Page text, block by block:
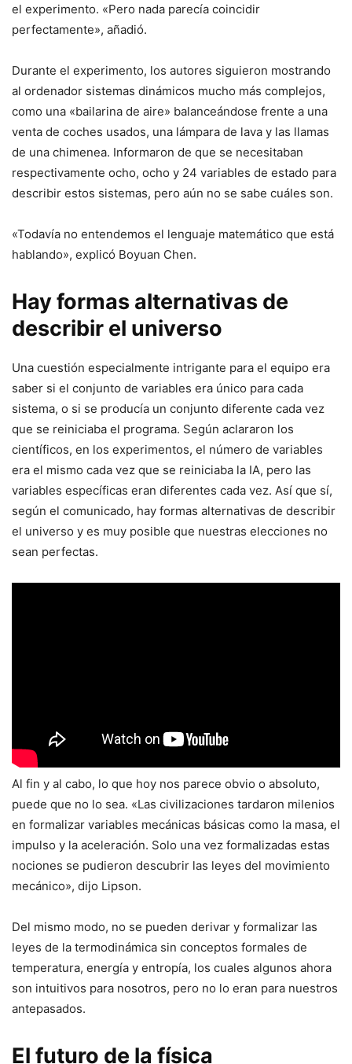
el experimento. «Pero nada parecía coincidir
perfectamente», añadió.
Durante el experimento, los autores siguieron mostrando
al ordenador sistemas dinámicos mucho más complejos,
como una «bailarina de aire» balanceándose frente a una
venta de coches usados, una lámpara de lava y las llamas
de una chimenea. Informaron de que se necesitaban
respectivamente ocho, ocho y 24 variables de estado para
describir estos sistemas, pero aún no se sabe cuáles son.
«Todavía no entendemos el lenguaje matemático que está
hablando», explicó Boyuan Chen.
Hay formas alternativas de
describir el universo
Una cuestión especialmente intrigante para el equipo era
saber si el conjunto de variables era único para cada
sistema, o si se producía un conjunto diferente cada vez
que se reiniciaba el programa. Según aclararon los
científicos, en los experimentos, el número de variables
era el mismo cada vez que se reiniciaba la IA, pero las
variables específicas eran diferentes cada vez. Así que sí,
según el comunicado, hay formas alternativas de describir
el universo y es muy posible que nuestras elecciones no
sean perfectas.
Al fin y al cabo, lo que hoy nos parece obvio o absoluto,
puede que no lo sea. «Las civilizaciones tardaron milenios
en formalizar variables mecánicas básicas como la masa, el
impulso y la aceleración. Solo una vez formalizadas estas
nociones se pudieron descubrir las leyes del movimiento
mecánico», dijo Lipson.
Del mismo modo, no se pueden derivar y formalizar las
leyes de la termodinámica sin conceptos formales de
temperatura, energía y entropía, los cuales algunos ahora
son intuitivos para nosotros, pero no lo eran para nuestros
antepasados.
El futuro de la física